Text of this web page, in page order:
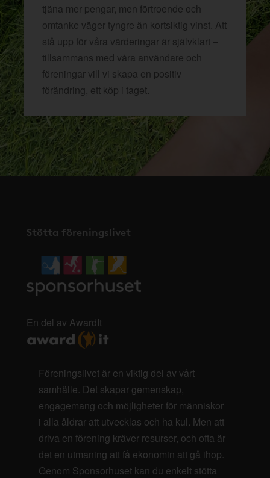
tjäna mer pengar, men förtroende och
omtanke väger tyngre än kortsiktig vinst. Att
stå upp för våra värderingar är självklart –
tillsammans med våra användare och
föreningar vill vi skapa en positiv
förändring, ett köp i taget.
Stötta föreningslivet
En del av AwardIt
Föreningslivet är en viktig del av vårt
samhälle. Det skapar gemenskap,
engagemang och möjligheter för människor
i alla åldrar att utvecklas och ha kul. Men att
driva en förening kräver resurser, och ofta är
det en utmaning att få ekonomin att gå ihop.
Genom Sponsorhuset kan du enkelt stötta